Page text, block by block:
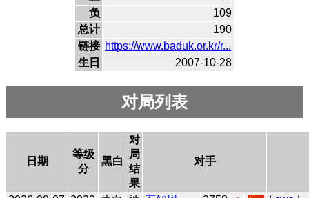
负
109
总计
190
链接 https://www.baduk.or.kr/r...
生日
2007-10-28
对局列表
日期
等级
分
黑白
对
局
结
果
对手